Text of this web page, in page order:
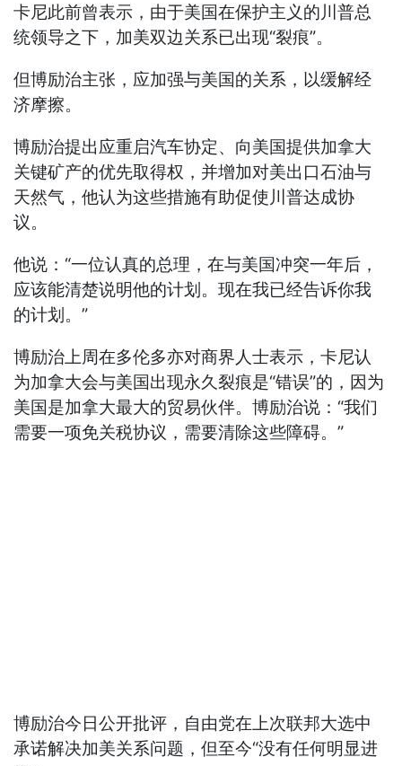
卡尼此前曾表示，由于美国在保护主义的川普总
统领导之下，加美双边关系已出现“裂痕”。
但博励治主张，应加强与美国的关系，以缓解经
济摩擦。
博励治提出应重启汽车协定、向美国提供加拿大
关键矿产的优先取得权，并增加对美出口石油与
天然气，他认为这些措施有助促使川普达成协
议。
他说：“一位认真的总理，在与美国冲突一年后，
应该能清楚说明他的计划。现在我已经告诉你我
的计划。”
博励治上周在多伦多亦对商界人士表示，卡尼认
为加拿大会与美国出现永久裂痕是“错误”的，因为
美国是加拿大最大的贸易伙伴。博励治说：“我们
需要一项免关税协议，需要清除这些障碍。”
博励治今日公开批评，自由党在上次联邦大选中
承诺解决加美关系问题，但至今“没有任何明显进